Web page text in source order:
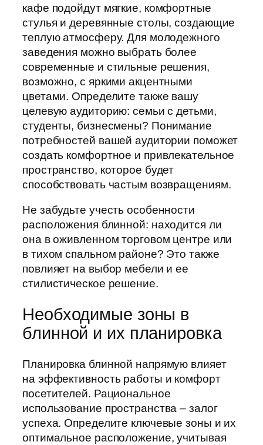
кафе подойдут мягкие, комфортные
стулья и деревянные столы, создающие
теплую атмосферу. Для молодежного
заведения можно выбрать более
современные и стильные решения,
возможно, с яркими акцентными
цветами. Определите также вашу
целевую аудиторию: семьи с детьми,
студенты, бизнесмены? Понимание
потребностей вашей аудитории поможет
создать комфортное и привлекательное
пространство, которое будет
способствовать частым возвращениям.
Не забудьте учесть особенности
расположения блинной: находится ли
она в оживленном торговом центре или
в тихом спальном районе? Это также
повлияет на выбор мебели и ее
стилистическое решение.
Необходимые зоны в
блинной и их планировка
Планировка блинной напрямую влияет
на эффективность работы и комфорт
посетителей. Рациональное
использование пространства – залог
успеха. Определите ключевые зоны и их
оптимальное расположение, учитывая